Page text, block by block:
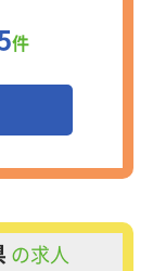
件
の求人